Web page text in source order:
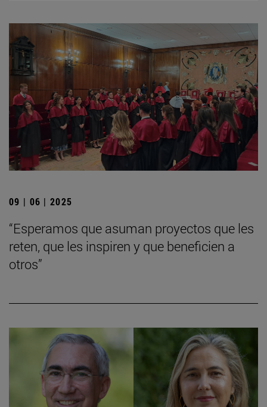
09 | 06 | 2025
“Esperamos que asuman proyectos que les
reten, que les inspiren y que beneficien a
otros”